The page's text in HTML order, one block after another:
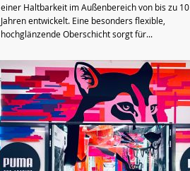
einer Haltbarkeit im Außenbereich von bis zu 10
Jahren entwickelt. Eine besonders flexible,
hochglänzende Oberschicht sorgt für...